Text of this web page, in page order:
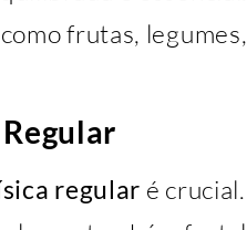
frutas,
regular é